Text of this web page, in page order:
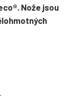
Nože jsou